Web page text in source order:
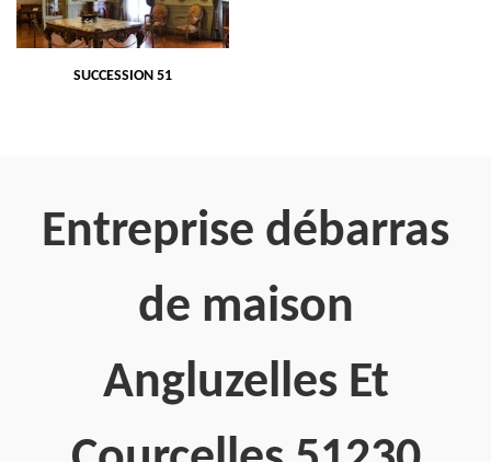
SUCCESSION 51
Entreprise débarras
de maison
Angluzelles Et